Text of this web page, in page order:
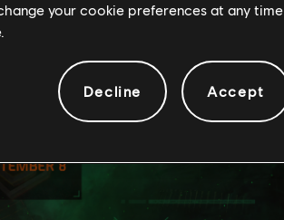
your cookie preferences at any time
Decline Accept